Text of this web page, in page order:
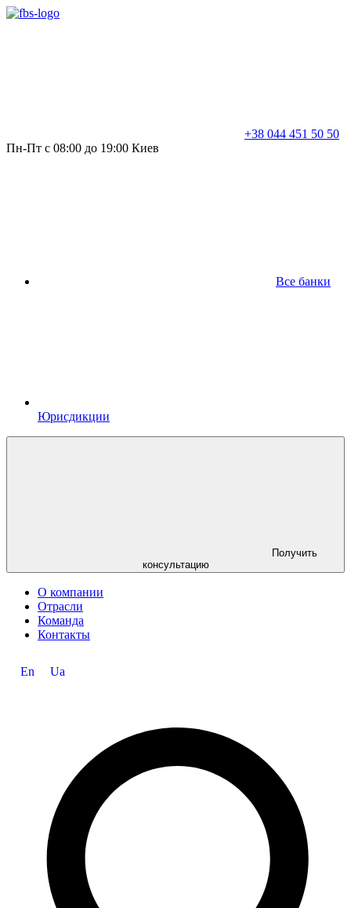
+38 044 451 50 50
Пн-Пт с 08:00 до 19:00 Киев
Все банки
Юрисдикции
Получить
консультацию
О компании
Отрасли
Команда
Контакты
En Ua